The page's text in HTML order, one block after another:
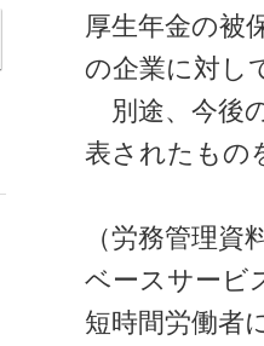
厚生年金の被
の企業に対し
別途、今後
表されたもの
（労務管理
ベースサービ
短時間労働者